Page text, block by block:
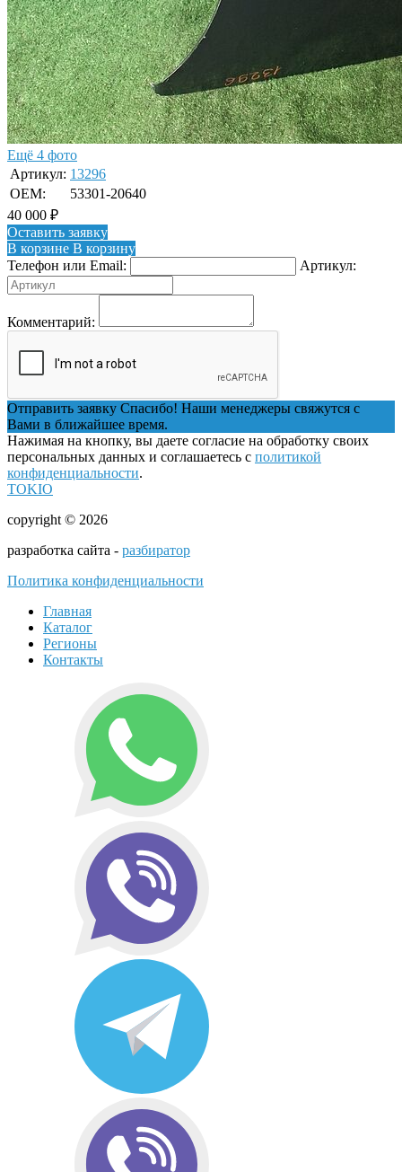
Ещё 4 фото
Артикул: 13296
OEM:
53301-20640
40 000 ₽
Оставить заявку
В корзине В корзину
Телефон или Email:
Артикул:
Комментарий:
Отправить заявку Спасибо! Наши менеджеры свяжутся с
Вами в ближайшее время.
Нажимая на кнопку, вы даете согласие на обработку своих
персональных данных и соглашаетесь с политикой
конфиденциальности.
TOKIO
copyright © 2026
разработка сайта - разбиратор
Политика конфиденциальности
Главная
Каталог
Регионы
Контакты